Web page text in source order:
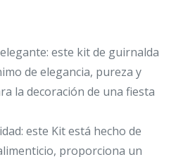
este kit de guirnalda
de elegancia, pureza y
la decoración de una fiesta
este Kit está hecho de
proporciona un